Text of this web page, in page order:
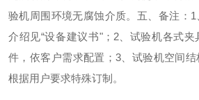
验机周围环境无腐蚀介质。 五、备注： 1
介绍见“设备建议书"； 2、试验机各式夹
件，依客户需求配置； 3、试验机空间
根据用户要求特殊订制 。